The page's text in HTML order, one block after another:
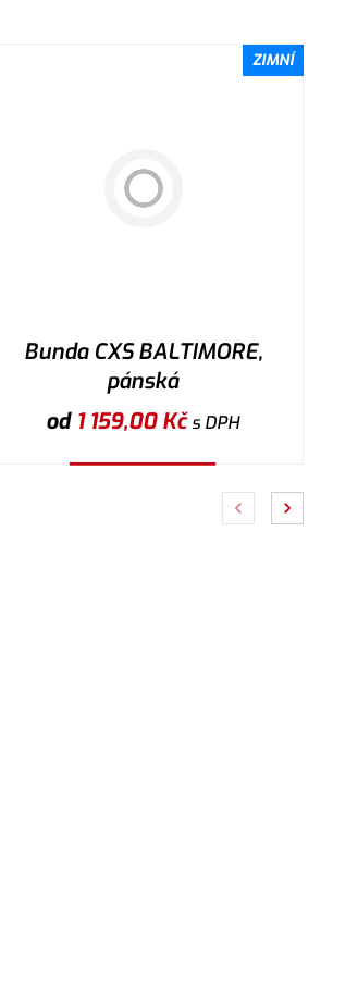
ZIMNÍ
Bunda CXS BALTIMORE,
pánská
od 1 159,00Kčs DPH